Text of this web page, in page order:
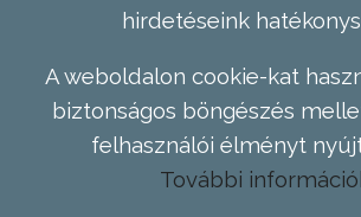
hirdetéseink
A weboldalon cookie-kat
biztonságos böngészés
felhasználói élményt
További